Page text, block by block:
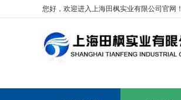
您好，欢迎进入上海田枫实业有限公司官网！